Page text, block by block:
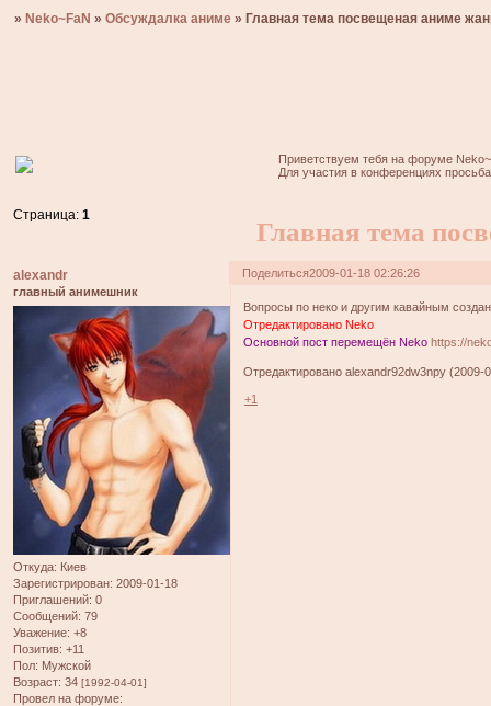
» Neko~FaN »Обсуждалка аниме » Главная тема посвещеная аниме
Приветствуем тебя на форуме
Для участия в конференциях
Главная тема
Страница:1
Поделиться2009-01-18 02:26:26
alexandr
главный анимешник
Откуда: Киев
Зарегистрирован: 2009-01-18
Приглашений: 0
Сообщений: 79
Уважение: +8
Позитив: +11
Пол: Мужской
Возраст: 34 [1992-04-01]
Провел на форуме:
Вопросы по неко и другим кавайным
Отредактировано Neko
Основной пост перемещён Nekohttps://
Отредактировано alexandr92dw3npy (2009-
+1